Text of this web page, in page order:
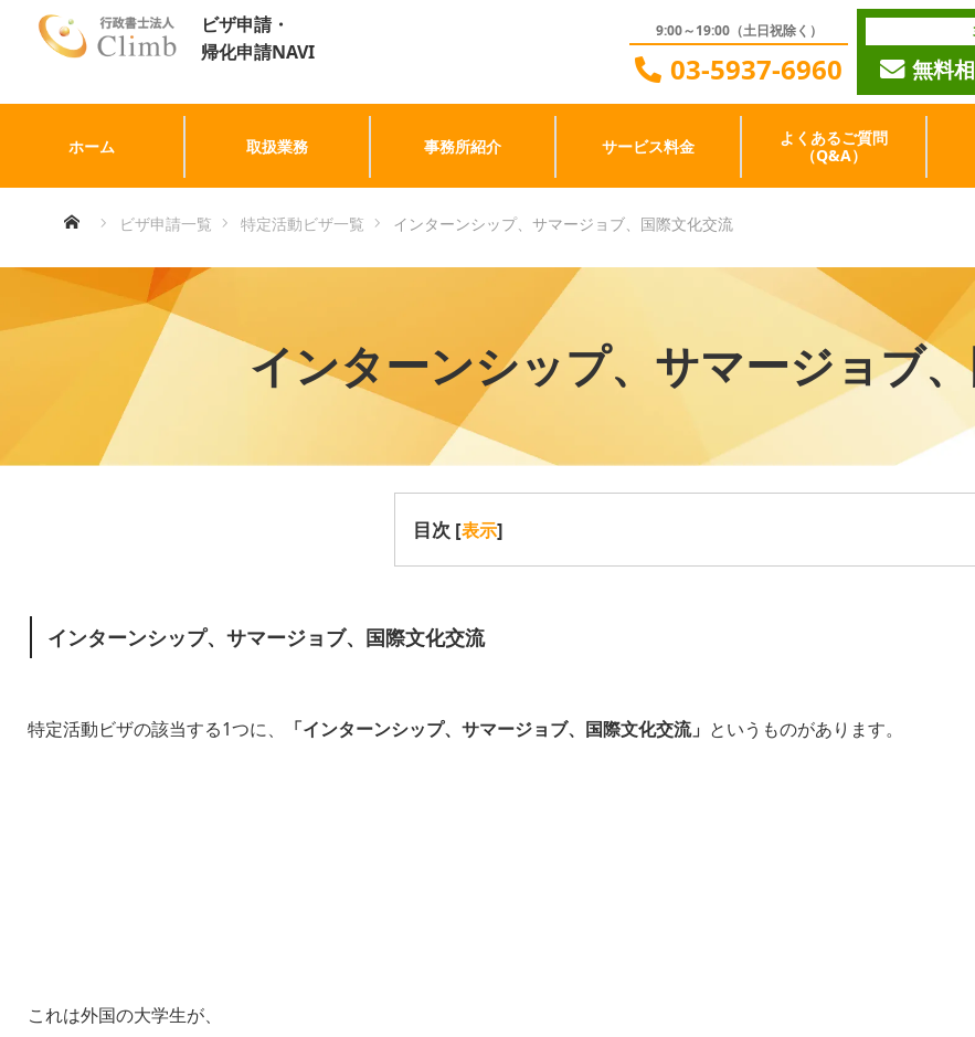
ビザ申請・
帰化申請NAVI
9:00～19:00（土日祝除く）
03-5937-6960 無料
ホーム 取扱業務 事務所紹介 サービス料金
よくあるご質問
（Q&A）
ホームビザ申請一覧 特定活動ビザ一覧 インターンシップ、サマージョブ、国際文化交流
インターンシップ、サマージョブ
目次 [表示]
インターンシップ、サマージョブ、国際文化交流
特定活動ビザの該当する1つに、 「インターンシップ、サマージョブ、国際文化交流」 というものがあります。
これは外国の大学生が、